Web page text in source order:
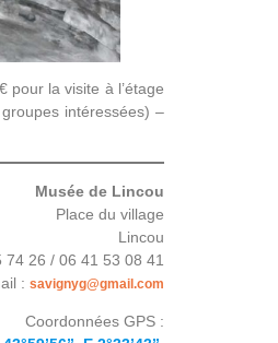
la visite à l’étage
intéressées) –
Musée de Lincou
Place du village
Lincou
26 / 06 41 53 08 41
: savignyg@gmail.com
Coordonnées GPS :